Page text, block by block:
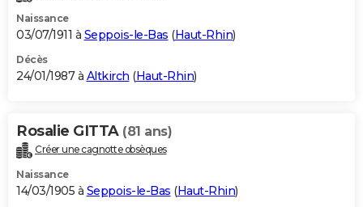
Naissance
03/07/1911 à Seppois-le-Bas (Haut-Rhin)
Décès
24/01/1987 à Altkirch (Haut-Rhin)
Rosalie GITTA (81 ans)
Créer une cagnotte obsèques
Naissance
14/03/1905 à Seppois-le-Bas (Haut-Rhin)